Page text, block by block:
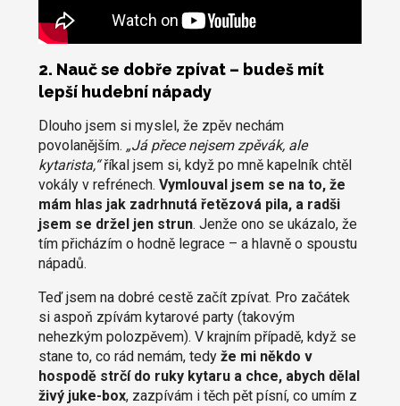
2. Nauč se dobře zpívat – budeš mít
lepší hudební nápady
Dlouho jsem si myslel, že zpěv nechám
povolanějším. „Já přece nejsem zpěvák, ale
kytarista,“říkal jsem si, když po mně kapelník chtěl
vokály v refrénech. Vymlouval jsem se na to, že
mám hlas jak zadrhnutá řetězová pila, a radši
jsem se držel jen strun. Jenže ono se ukázalo, že
tím přicházím o hodně legrace – a hlavně o spoustu
nápadů.
Teď jsem na dobré cestě začít zpívat. Pro začátek
si aspoň zpívám kytarové party (takovým
nehezkým polozpěvem). V krajním případě, když se
stane to, co rád nemám, tedy že mi někdo v
hospodě strčí do ruky kytaru a chce, abych dělal
živý juke-box, zazpívám i těch pět písní, co umím z